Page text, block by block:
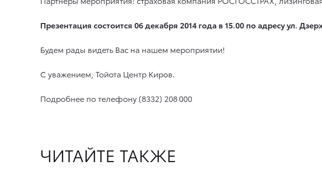
Презентация состоится 06 декабря 2014 года в 15.00 по адресу ул.
Будем рады видеть Вас на нашем мероприятии!
С уважением, Тойота Центр Киров.
Подробнее по телефону (8332) 208 000
ЧИТАЙТЕ ТАКЖЕ